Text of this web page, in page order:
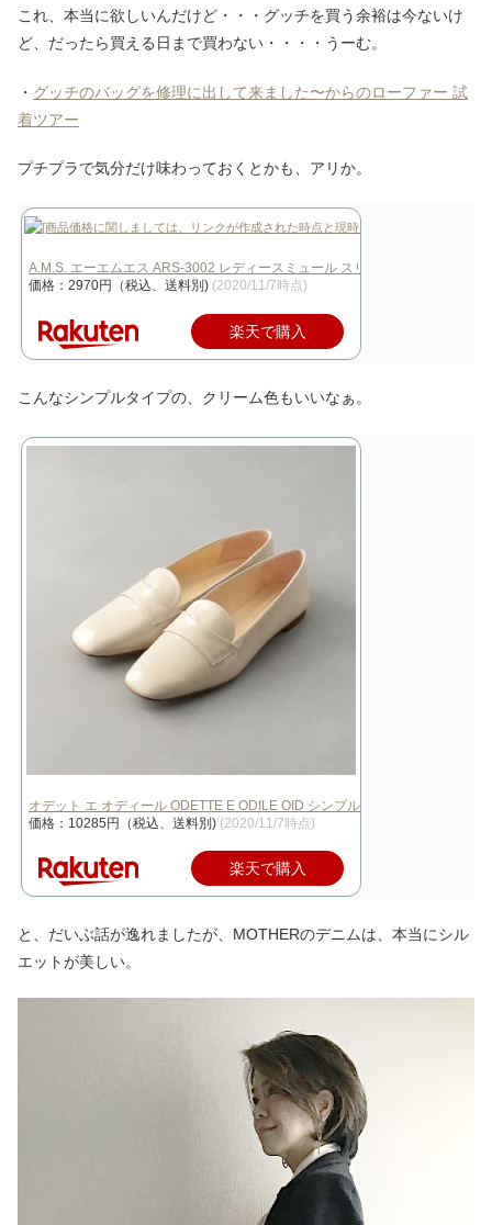
これ、本当に欲しいんだけど・・・グッチを買う余裕は今ないけ
ど、だったら買える日まで買わない・・・・うーむ。
・ グッチのバッグを修理に出して来ました〜からのローファー 試
着ツアー
プチプラで気分だけ味わっておくとかも、アリか。
A.M.S. エーエムエス ARS-3002 レディースミュール スリッパ サン…
価格：2970円（税込、送料別) (2020/11/7時点)
楽天で購入
こんなシンプルタイプの、クリーム色もいいなぁ。
オデット エ オディール ODETTE E ODILE OID シンプルローファ…
価格：10285円（税込、送料別) (2020/11/7時点)
楽天で購入
と、だいぶ話が逸れましたが、MOTHERのデニムは、本当にシル
エットが美しい。